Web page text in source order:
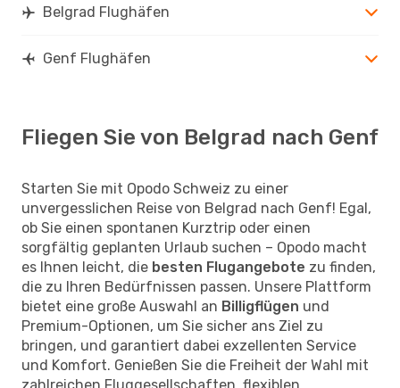
Belgrad Flughäfen
Genf Flughäfen
Fliegen Sie von Belgrad nach Genf
Starten Sie mit Opodo Schweiz zu einer
unvergesslichen Reise von Belgrad nach Genf! Egal,
ob Sie einen spontanen Kurztrip oder einen
sorgfältig geplanten Urlaub suchen – Opodo macht
es Ihnen leicht, die besten Flugangebote zu finden,
die zu Ihren Bedürfnissen passen. Unsere Plattform
bietet eine große Auswahl an Billigflügen und
Premium-Optionen, um Sie sicher ans Ziel zu
bringen, und garantiert dabei exzellenten Service
und Komfort. Genießen Sie die Freiheit der Wahl mit